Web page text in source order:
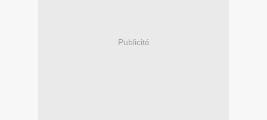
Publicité